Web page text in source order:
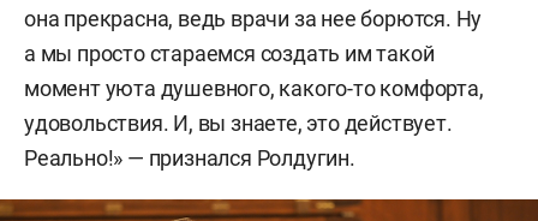
она прекрасна, ведь врачи за нее борются. Ну
а мы просто стараемся создать им такой
момент уюта душевного, какого-то комфорта,
удовольствия. И, вы знаете, это действует.
Реально!» — признался Ролдугин.